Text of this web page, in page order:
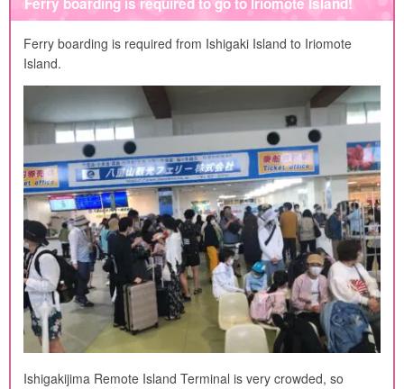
Ferry boarding is required from Ishigaki Island to Iriomote
Island.
Ishigakijima Remote Island Terminal is very crowded, so